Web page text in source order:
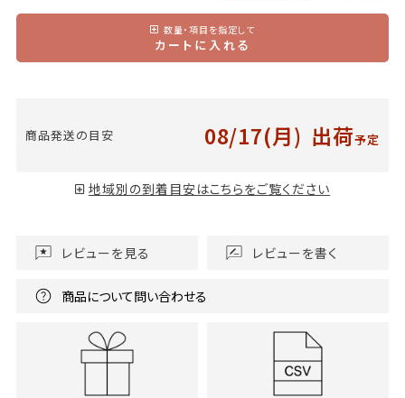
数量・項目を指定して
カートに入れる
商品発送の目安 08/17(月) 出荷予定
地域別の到着目安はこちらをご覧ください
レビューを見る レビューを書く
商品について問い合わせる